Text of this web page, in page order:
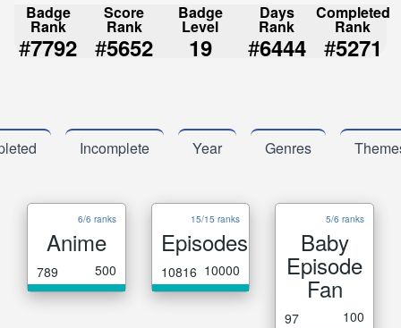
Badge
Rank
#7792
Score
Rank
#5652
Badge
Level
19
Days
Rank
#6444
Completed
Rank
#5271
Incomplete Year Genres
6/6 ranks
Anime
789 500
15/15 ranks
Episodes
10816 10000
5/6 ranks
Baby
Episode
Fan
97 100